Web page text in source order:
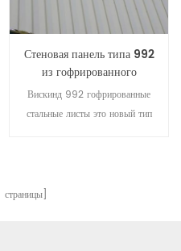
Стеновая панель типа 992
из гофрированного
стального листа и стен для
кровли
Вискинд 992 гофрированные
стальные листы это новый тип
сильный трехмерный эффект,
страницы]